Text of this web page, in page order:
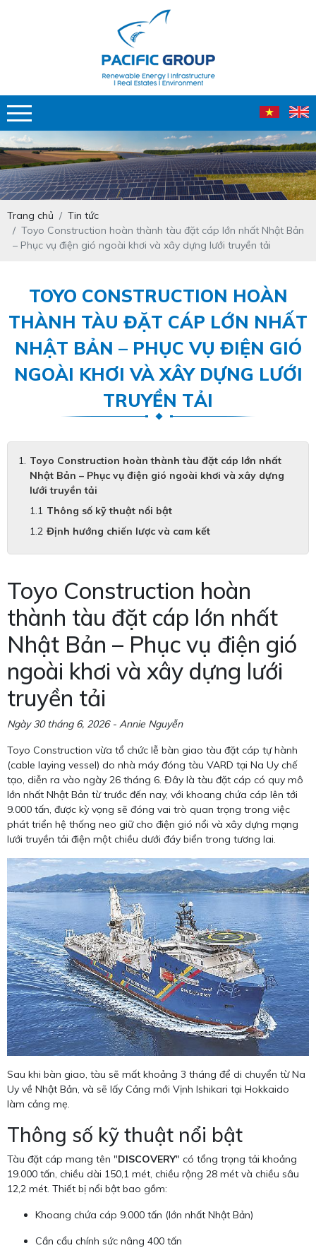
Trang chủ
Tin tức
Toyo Construction hoàn thành tàu đặt cáp lớn nhất Nhật Bản
– Phục vụ điện gió ngoài khơi và xây dựng lưới truyền tải
TOYO CONSTRUCTION HOÀN
THÀNH TÀU ĐẶT CÁP LỚN NHẤT
NHẬT BẢN – PHỤC VỤ ĐIỆN GIÓ
NGOÀI KHƠI VÀ XÂY DỰNG LƯỚI
TRUYỀN TẢI
Toyo Construction hoàn thành tàu đặt cáp lớn nhất
Nhật Bản – Phục vụ điện gió ngoài khơi và xây dựng
lưới truyền tải
Thông số kỹ thuật nổi bật
Định hướng chiến lược và cam kết
Toyo Construction hoàn
thành tàu đặt cáp lớn nhất
Nhật Bản – Phục vụ điện gió
ngoài khơi và xây dựng lưới
truyền tải
Ngày 30 tháng 6, 2026 - Annie Nguyễn
Toyo Construction vừa tổ chức lễ bàn giao tàu đặt cáp tự hành
(cable laying vessel) do nhà máy đóng tàu VARD tại Na Uy chế
tạo, diễn ra vào ngày 26 tháng 6. Đây là tàu đặt cáp có quy mô
lớn nhất Nhật Bản từ trước đến nay, với khoang chứa cáp lên tới
9.000 tấn, được kỳ vọng sẽ đóng vai trò quan trọng trong việc
phát triển hệ thống neo giữ cho điện gió nổi và xây dựng mạng
lưới truyền tải điện một chiều dưới đáy biển trong tương lai.
Sau khi bàn giao, tàu sẽ mất khoảng 3 tháng để di chuyển từ Na
Uy về Nhật Bản, và sẽ lấy Cảng mới Vịnh Ishikari tại Hokkaido
làm cảng mẹ.
Thông số kỹ thuật nổi bật
Tàu đặt cáp mang tên "DISCOVERY" có tổng trọng tải khoảng
19.000 tấn, chiều dài 150,1 mét, chiều rộng 28 mét và chiều sâu
12,2 mét. Thiết bị nổi bật bao gồm:
Khoang chứa cáp 9.000 tấn (lớn nhất Nhật Bản)
Cần cẩu chính sức nâng 400 tấn